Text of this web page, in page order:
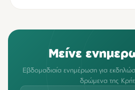
Μείνε
Εβδομαδιαία ενημέρωση για
δρώμενα της